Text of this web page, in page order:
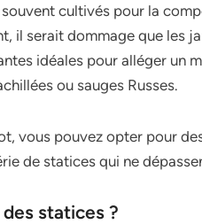
cultivés pour la
il serait dommage que les
idéales pour alléger un
ou sauges Russes.
vous pouvez opter pour
de statices qui ne
statices ?